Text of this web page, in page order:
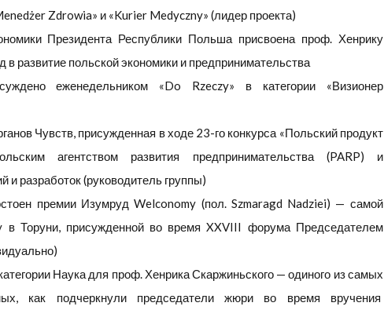
Zdrowia» и «Kurier Medyczny» (лидер проекта)
Президента Республики Польша присвоена проф. Хенрику
развитие польской экономики и предпринимательства
еженедельником «Do Rzeczy» в категории «Визионер
Чувств, присужденная в ходе 23-го конкурса «Польский продукт
агентством развития предпринимательства (PARP) и
разработок (руководитель группы)
премии Изумруд Welconomy (пол. Szmaragd Nadziei) — самой
в Торуни, присужденной во время XXVIII форума Председателем
Наука для проф. Хенрика Скаржиньского — одиного из самых
как подчеркнули председатели жюри во время вручения